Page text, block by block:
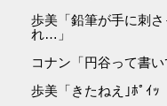
歩美「鉛筆が手に刺
れ…」
コナン「円谷って書い
歩美「きたねえ｣ﾎﾟｲｯ